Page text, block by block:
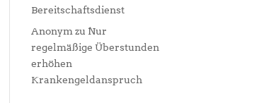
Bereitschaftsdienst
Anonym zu Nur
regelmäßige Überstunden
erhöhen
Krankengeldanspruch